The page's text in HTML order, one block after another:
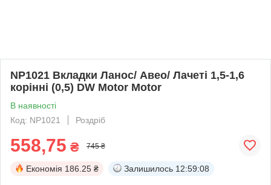
NP1021 Вкладки Ланос/ Авео/ Лачеті 1,5-1,6
корінні (0,5) DW Motor Motor
В наявності
Код: NP1021
Роздріб
558,75 ₴ 745 ₴
Економія 186.25 ₴ Залишилось 12:59:08